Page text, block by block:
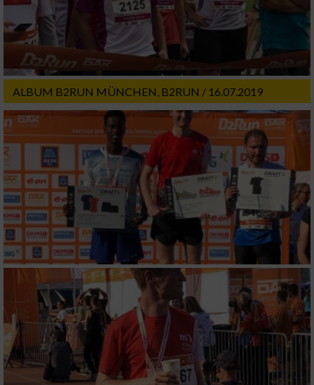
ALBUM B2RUN MÜNCHEN, B2RUN / 16.07.2019
Werbung